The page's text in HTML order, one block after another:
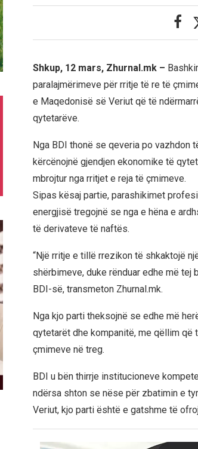
Shkup, 12 mars, Zhurnal.mk –
paralajmërimeve për rritje të re të
e Maqedonisë së Veriut që të
qytetarëve.
Nga BDI thonë se qeveria po vazhdon
kërcënojnë gjendjen ekonomike të
mbrojtur nga rritjet e reja të çmimeve.
Sipas kësaj partie, parashikimet
energjisë tregojnë se nga e hëna e
të derivateve të naftës.
“Një rritje e tillë rrezikon të shkaktojë
shërbimeve, duke rënduar edhe më tej
BDI-së, transmeton Zhurnal.mk.
Nga kjo parti theksojnë se edhe më
qytetarët dhe kompanitë, me qëllim që
çmimeve në treg.
BDI u bën thirrje institucioneve
ndërsa shton se nëse për zbatimin e
Veriut, kjo parti është e gatshme të